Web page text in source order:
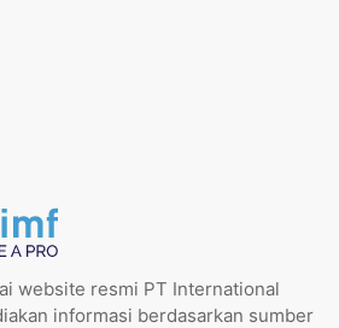
website resmi PT International
informasi berdasarkan sumber